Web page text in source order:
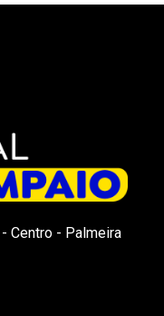
Centro - Palmeira